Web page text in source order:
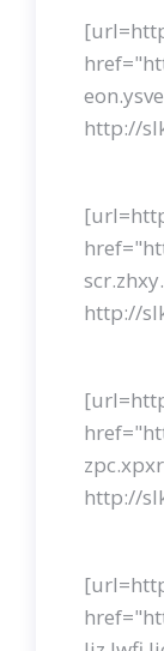
http://
http://
http://